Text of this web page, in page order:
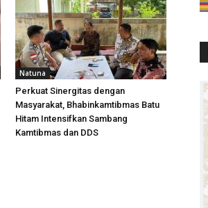
Natuna
Perkuat Sinergitas dengan
Masyarakat, Bhabinkamtibmas Batu
Hitam Intensifkan Sambang
Kamtibmas dan DDS